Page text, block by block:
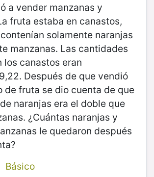
a vender manzanas y
fruta estaba en canastos,
solamente naranjas
manzanas. Las cantidades
los canastos eran
Después de que vendió
de fruta se dio cuenta de que
naranjas era el doble que
¿Cuántas naranjas y
le quedaron después
Básico